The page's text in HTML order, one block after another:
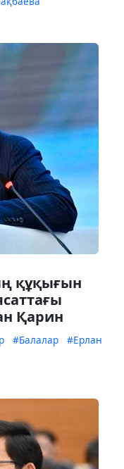
құқығын
Қарин
#Балалар
#Ерлан